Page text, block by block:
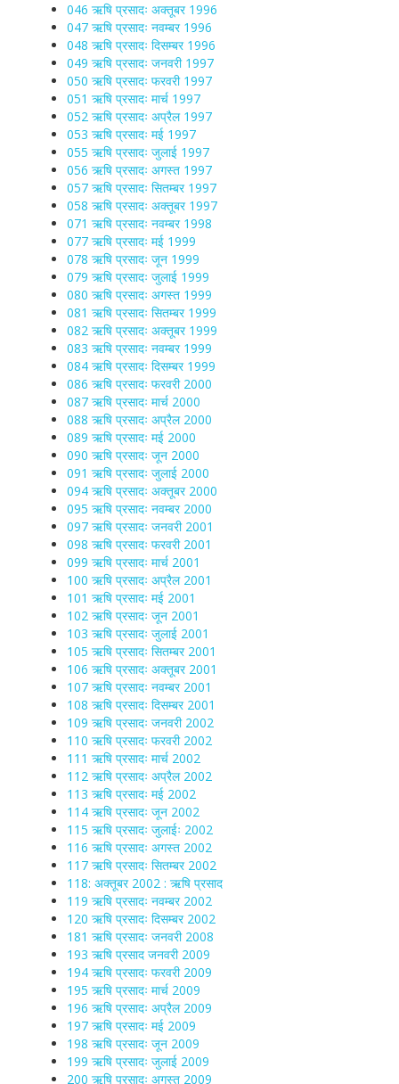
046 ऋषि प्रसादः अक्तूबर 1996
047 ऋषि प्रसादः नवम्बर 1996
048 ऋषि प्रसादः दिसम्बर 1996
049 ऋषि प्रसादः जनवरी 1997
050 ऋषि प्रसादः फरवरी 1997
051 ऋषि प्रसादः मार्च 1997
052 ऋषि प्रसादः अप्रैल 1997
053 ऋषि प्रसादः मई 1997
055 ऋषि प्रसादः जुलाई 1997
056 ऋषि प्रसादः अगस्त 1997
057 ऋषि प्रसादः सितम्बर 1997
058 ऋषि प्रसादः अक्तूबर 1997
071 ऋषि प्रसादः नवम्बर 1998
077 ऋषि प्रसादः मई 1999
078 ऋषि प्रसादः जून 1999
079 ऋषि प्रसादः जुलाई 1999
080 ऋषि प्रसादः अगस्त 1999
081 ऋषि प्रसादः सितम्बर 1999
082 ऋषि प्रसादः अक्तूबर 1999
083 ऋषि प्रसादः नवम्बर 1999
084 ऋषि प्रसादः दिसम्बर 1999
086 ऋषि प्रसादः फरवरी 2000
087 ऋषि प्रसादः मार्च 2000
088 ऋषि प्रसादः अप्रैल 2000
089 ऋषि प्रसादः मई 2000
090 ऋषि प्रसादः जून 2000
091 ऋषि प्रसादः जुलाई 2000
094 ऋषि प्रसादः अक्तूबर 2000
095 ऋषि प्रसादः नवम्बर 2000
097 ऋषि प्रसादः जनवरी 2001
098 ऋषि प्रसादः फरवरी 2001
099 ऋषि प्रसादः मार्च 2001
100 ऋषि प्रसादः अप्रैल 2001
101 ऋषि प्रसादः मई 2001
102 ऋषि प्रसादः जून 2001
103 ऋषि प्रसादः जुलाई 2001
105 ऋषि प्रसादः सितम्बर 2001
106 ऋषि प्रसादः अक्तूबर 2001
107 ऋषि प्रसादः नवम्बर 2001
108 ऋषि प्रसादः दिसम्बर 2001
109 ऋषि प्रसादः जनवरी 2002
110 ऋषि प्रसादः फरवरी 2002
111 ऋषि प्रसादः मार्च 2002
112 ऋषि प्रसादः अप्रैल 2002
113 ऋषि प्रसादः मई 2002
114 ऋषि प्रसादः जून 2002
115 ऋषि प्रसादः जुलाईः 2002
116 ऋषि प्रसादः अगस्त 2002
117 ऋषि प्रसादः सितम्बर 2002
118: अक्तूबर 2002 : ऋषि प्रसाद
119 ऋषि प्रसादः नवम्बर 2002
120 ऋषि प्रसादः दिसम्बर 2002
181 ऋषि प्रसादः जनवरी 2008
193 ऋषि प्रसाद जनवरी 2009
194 ऋषि प्रसादः फरवरी 2009
195 ऋषि प्रसादः मार्च 2009
196 ऋषि प्रसादः अप्रैल 2009
197 ऋषि प्रसादः मई 2009
198 ऋषि प्रसादः जून 2009
199 ऋषि प्रसादः जुलाई 2009
200 ऋषि प्रसादः अगस्त 2009